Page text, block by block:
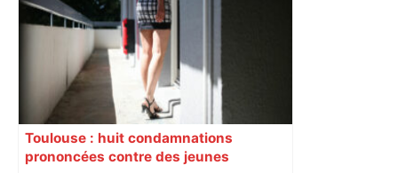
Toulouse : huit condamnations
prononcées contre des jeunes